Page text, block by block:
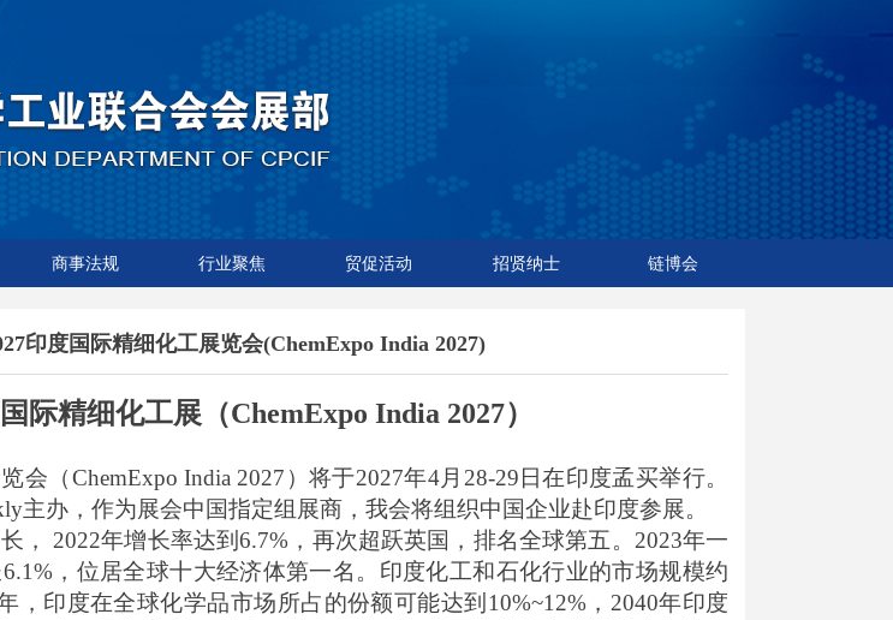
商事法规 行业聚焦 贸促活动 招贤纳士 链博会
印度国际精细化工展览会(ChemExpo India 2027)
际精细化工展 （ChemExpo India 2027）
会（ChemExpo India 2027 ）将于2027年4月 28-29 日在印度孟买举行。
主办，作为展会中国指定组展商，我会将组织中国企业赴印度参展。
， 2022年增长率达到6.7% ，再次超跃英国，排名全球第五。 2023年一
6.1%，位居全球十大经济体第一名。印度化工和石化行业的市场规模约
，印度在全球化学品市场所占的份额可能达到 10%~12%， 2040年印度